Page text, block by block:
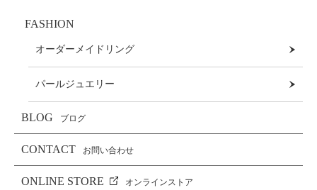
FASHION
オーダーメイドリング
パールジュエリー
BLOG ブログ
CONTACT お問い合わせ
ONLINE STORE オンラインストア